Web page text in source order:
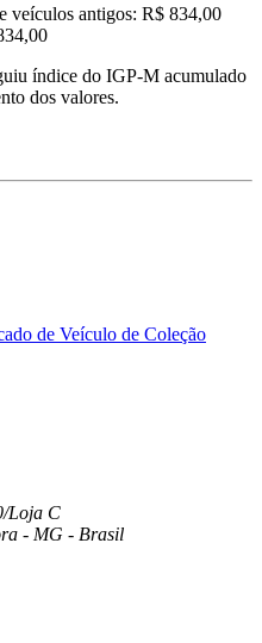
veículos antigos: R$ 834,00
índice do IGP-M acumulado
dos valores.
de Veículo de Coleção
Loja C
- MG - Brasil